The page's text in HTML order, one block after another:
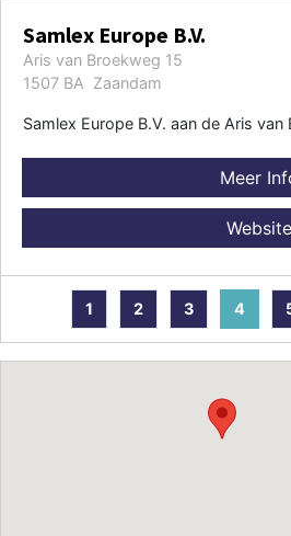
Samlex Europe B.V.
Aris van Broekweg 15
1507 BA Zaandam
Samlex Europe B.V. aan de Aris
Meer
Website
1 2 3 4